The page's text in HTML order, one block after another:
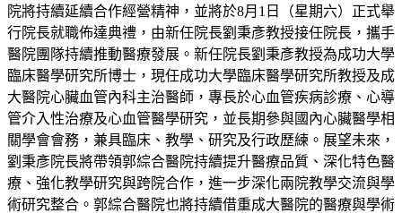
院將持續延續合作經營精神，並將於8月1日（星期六）正式舉
行院長就職佈達典禮，由新任院長劉秉彥教授接任院長，攜手
醫院團隊持續推動醫療發展。新任院長劉秉彥教授為成功大學
臨床醫學研究所博士，現任成功大學臨床醫學研究所教授及成
大醫院心臟血管內科主治醫師，專長於心血管疾病診療、心導
管介入性治療及心血管醫學研究，並長期參與國內心臟醫學相
關學會會務，兼具臨床、教學、研究及行政歷練。展望未來，
劉秉彥院長將帶領郭綜合醫院持續提升醫療品質、深化特色醫
療、強化教學研究與跨院合作，進一步深化兩院教學交流與學
術研究整合。郭綜合醫院也將持續借重成大醫院的醫療與學術